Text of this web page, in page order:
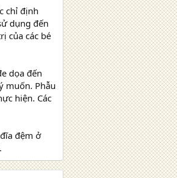
chỉ định
dụng đến
của các bé
dọa đến
muốn. Phẫu
hiện. Các
đệm ở